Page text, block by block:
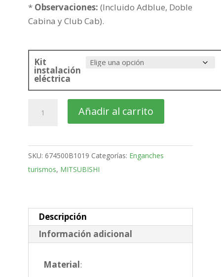
* Observaciones: (Incluido Adblue, Doble
Cabina y Club Cab).
Kit
instalación
eléctrica
L200
up
Bola
placa
cantidad
Añadir al carrito
SKU: 674500B1019 Categorías: Enganches
turismos, MITSUBISHI
Descripción
Información adicional
Material: